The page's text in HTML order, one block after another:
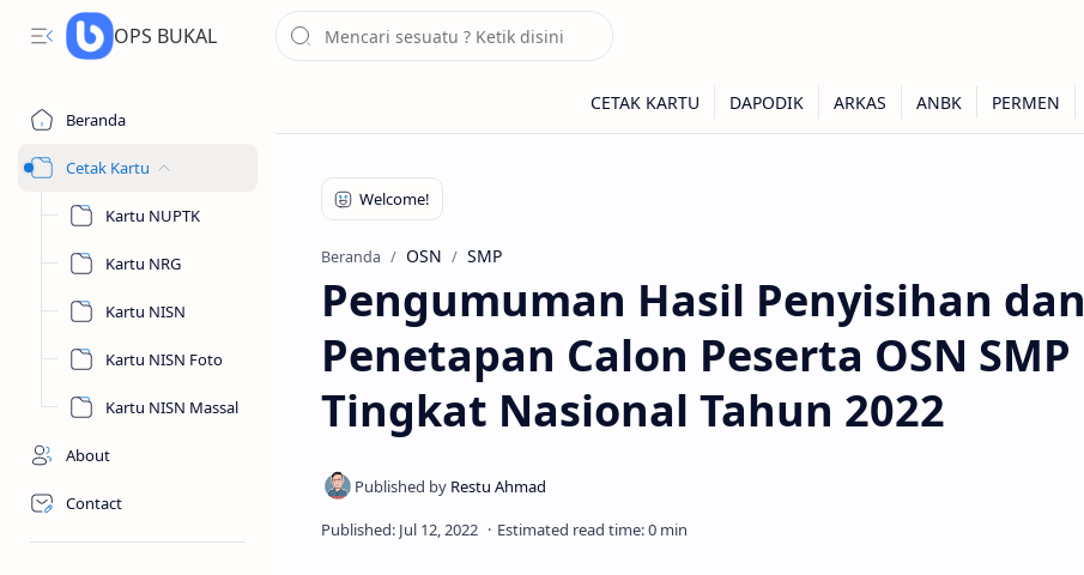
OPS BUKAL
Beranda
Cetak Kartu
Kartu NUPTK
Kartu NRG
Kartu NISN
Kartu NISN Foto
Kartu NISN Massal
About
Contact
Beranda OSN SMP
Pengumuman Hasil Penyisihan dan
Penetapan Calon Peserta OSN SMP
Tingkat Nasional Tahun 2022